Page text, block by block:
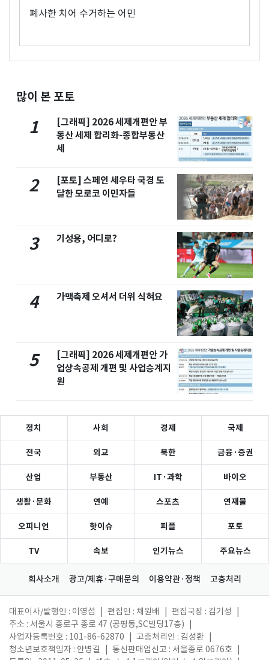
폐사한 치어 수거하는 어민
많이 본 포토
1
[그래픽] 2026 세제개편안 부
동산 세제 합리화-종합부동산
세
2
[포토] 스페인 세우타 국경 도
달한 모로코 이민자들
3 기성용, 어디로?
4 가맥축제 오셔서 더위 식혀요
5
[그래픽] 2026 세제개편안 가
업상속공제 개편 및 사업승계지
원
정치 사회 경제 국제
전국 외교 북한 금융·증권
산업 부동산 IT·과학 바이오
생활·문화 연예 스포츠 연재물
오피니언 핫이슈 피플 포토
TV 속보 인기뉴스 주요뉴스
회사소개 광고/제휴·구매문의 이용약관·정책 고충처리
대표이사/발행인 : 이영섭 편집인 : 채원배 편집국장 : 김기성
주소 : 서울시 종로구 종로 47 (공평동,SC빌딩17층)
사업자등록번호 : 101-86-62870
고충처리인 : 김성환
청소년보호책임자 : 안병길
통신판매업신고 : 서울종로 0676호